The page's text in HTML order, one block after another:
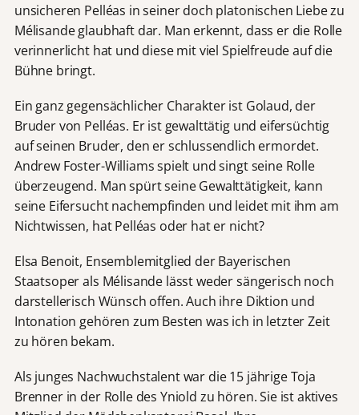
unsicheren Pelléas in seiner doch platonischen Liebe zu
Mélisande glaubhaft dar. Man erkennt, dass er die Rolle
verinnerlicht hat und diese mit viel Spielfreude auf die
Bühne bringt.
Ein ganz gegensächlicher Charakter ist Golaud, der
Bruder von Pelléas. Er ist gewalttätig und eifersüchtig
auf seinen Bruder, den er schlussendlich ermordet.
Andrew Foster-Williams spielt und singt seine Rolle
überzeugend. Man spürt seine Gewalttätigkeit, kann
seine Eifersucht nachempfinden und leidet mit ihm am
Nichtwissen, hat Pelléas oder hat er nicht?
Elsa Benoit, Ensemblemitglied der Bayerischen
Staatsoper als Mélisande lässt weder sängerisch noch
darstellerisch Wünsch offen. Auch ihre Diktion und
Intonation gehören zum Besten was ich in letzter Zeit
zu hören bekam.
Als junges Nachwuchstalent war die 15 jährige Toja
Brenner in der Rolle des Yniold zu hören. Sie ist aktives